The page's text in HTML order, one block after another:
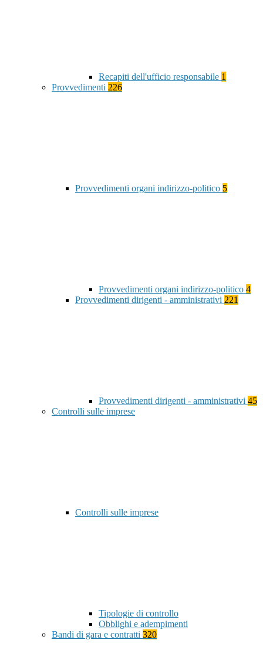
Recapiti dell'ufficio responsabile 1
Provvedimenti 226
Provvedimenti organi indirizzo-politico 5
Provvedimenti organi indirizzo-politico 4
Provvedimenti dirigenti - amministrativi 221
Provvedimenti dirigenti - amministrativi 45
Controlli sulle imprese
Controlli sulle imprese
Tipologie di controllo
Obblighi e adempimenti
Bandi di gara e contratti 320